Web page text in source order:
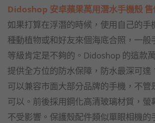
Didoshop 安卓蘋果萬用潛水手機殼
如果打算在浮潛的時候，使用自己的手
種動植物或和好友來個海底合照，一般
等級肯定是不夠的。Didoshop 的這款
提供全方位的防水保障，防水最深可達
可以兼容市面大部分品牌的手機，不管
可以。前後採用鋼化高清玻璃材質，螢
不受影響。保護殼配件類似單眼相機的